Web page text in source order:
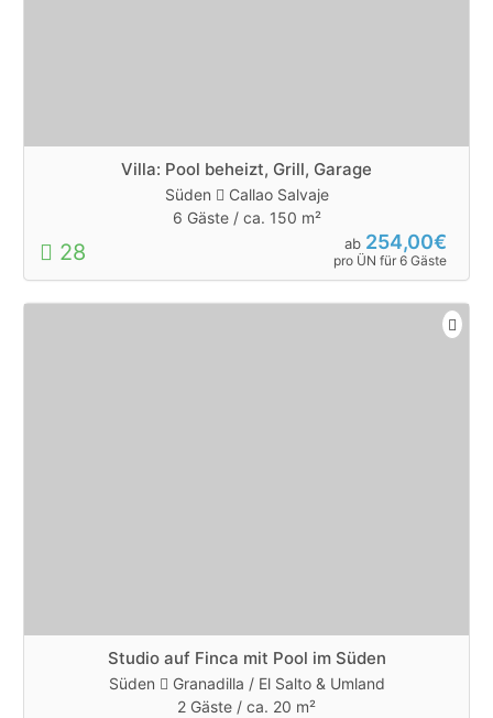
Villa: Pool beheizt, Grill, Garage
Süden
Callao Salvaje
6 Gäste / ca. 150 m²
28 ab 254,00€
pro ÜN für 6 Gäste
Studio auf Finca mit Pool im Süden
Süden
Granadilla / El Salto & Umland
2 Gäste / ca. 20 m²